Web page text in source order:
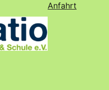
Anfahrt